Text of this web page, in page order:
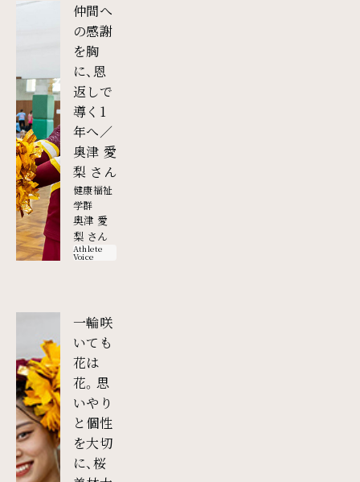
仲間へ
の感謝
を胸
に、恩
返しで
導く1
年へ／
奥津 愛
梨 さん外部リンク
健康福祉
学群
奥津 愛
梨 さん
Athlete
Voice
一輪咲
いても
花は
花。思
いやり
と個性
を大切
に、桜